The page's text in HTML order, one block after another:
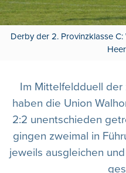
Derby der 2. Provinzklasse
Im Mittelfeldduell der
haben die Union
2:2 unentschieden
gingen zweimal in
jeweils ausgleichen